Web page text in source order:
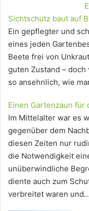
Sichtschutz baut auf
Ein gepflegter und
eines jeden
Beete frei von
guten Zustand –
so ansehnlich, wie
Einen Gartenzaun für
Im Mittelalter war es
gegenüber dem
diesen Zeiten nur
die Notwendigkeit
unüberwindliche
diente auch zum
verbreitet waren und…